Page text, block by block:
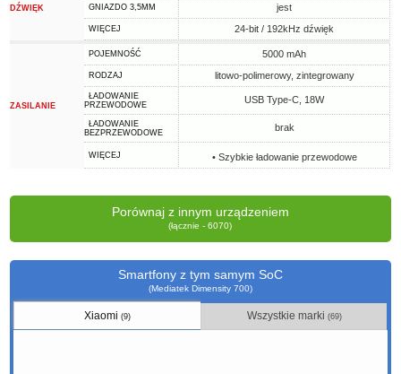
DŹWIĘK GNIAZDO 3,5MM jest
WIĘCEJ 24-bit / 192kHz dźwięk
ZASILANIE
POJEMNOŚĆ 5000 mAh
RODZAJ litowo-polimerowy, zintegrowany
ŁADOWANIE
PRZEWODOWE
USB Type-C, 18W
ŁADOWANIE
BEZPRZEWODOWE
brak
WIĘCEJ • Szybkie ładowanie przewodowe
Porównaj z innym urządzeniem
(łącznie - 6070)
Smartfony z tym samym SoC
(Mediatek Dimensity 700)
Xiaomi(9) Wszystkie marki (69)